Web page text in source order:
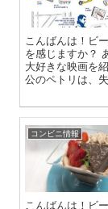
こんばんは！ビ
を感じますか？
大好きな映画を
公のペトリは、
コンビニ情報
こんばんは！ビ